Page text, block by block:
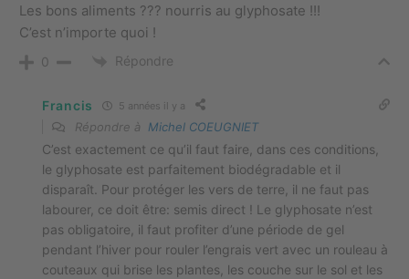
Les bons aliments ??? nourris au glyphosate !!!
C’est n’importe quoi !
0 Répondre
Francis 5 années il y a
Répondre à Michel COEUGNIET
C’est exactement ce qu’il faut faire, dans ces conditions,
le glyphosate est parfaitement biodégradable et il
disparaît. Pour protéger les vers de terre, il ne faut pas
labourer, ce doit être: semis direct ! Le glyphosate n’est
pas obligatoire, il faut profiter d’une période de gel
pendant l’hiver pour rouler l’engrais vert avec un rouleau à
couteaux qui brise les plantes, les couche sur le sol et les